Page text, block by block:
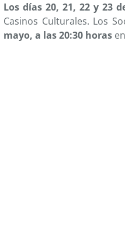
Los días 20, 21, 22 y 23
Casinos Culturales. Los
mayo, a las 20:30 horas